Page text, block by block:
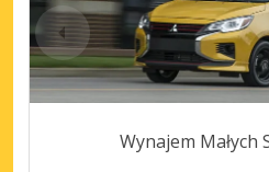
Wynajem Małych